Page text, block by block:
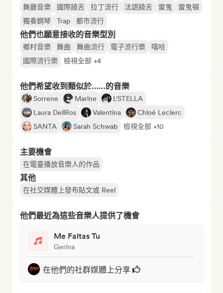
舞廳音樂 國際饒舌 拉丁流行 法語饒舌 雷鬼
雷鬼頓
獨奏鋼琴
Trap 都市流行
他們也願意接收的音樂型別
鄉村音樂 舞曲 舞曲流行 電子流行樂
嘻哈
國際流行樂
檢視全部 +4
他們希望收到類似於……的音樂
Sorrene Marine
L'STELLA
Laura DellRos
Valentina
Chloé Leclerc
SANTA
Sarah Schwab 檢視全部 +10
主要機會
在電臺播放音樂人的作品
其他
在社交媒體上發布貼文或 Reel
他們最近為這些音樂人提供了機會
Me Faltas Tu
Gerina
在他們的社群媒體上分享